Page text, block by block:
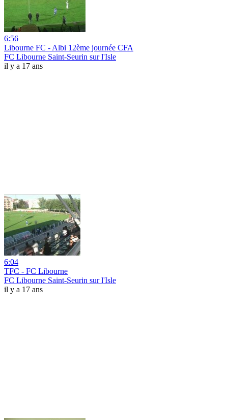
6:56
Libourne FC - Albi 12ème journée CFA
FC Libourne Saint-Seurin sur l'Isle
il y a 17 ans
6:04
TFC - FC Libourne
FC Libourne Saint-Seurin sur l'Isle
il y a 17 ans